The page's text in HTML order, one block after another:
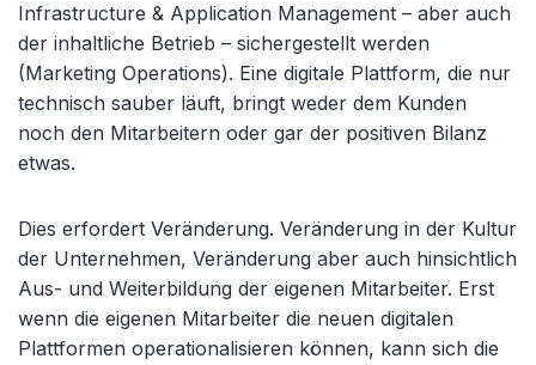
Infrastructure & Application Management – aber auch
der inhaltliche Betrieb – sichergestellt werden
(Marketing Operations). Eine digitale Plattform, die nur
technisch sauber läuft, bringt weder dem Kunden
noch den Mitarbeitern oder gar der positiven Bilanz
etwas.
Dies erfordert Veränderung. Veränderung in der Kultur
der Unternehmen, Veränderung aber auch hinsichtlich
Aus- und Weiterbildung der eigenen Mitarbeiter. Erst
wenn die eigenen Mitarbeiter die neuen digitalen
Plattformen operationalisieren können, kann sich die